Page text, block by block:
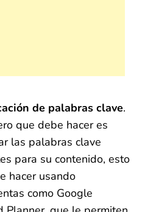
de palabras clave.
que debe hacer es
las palabras clave
para su contenido, esto
hacer usando
como Google